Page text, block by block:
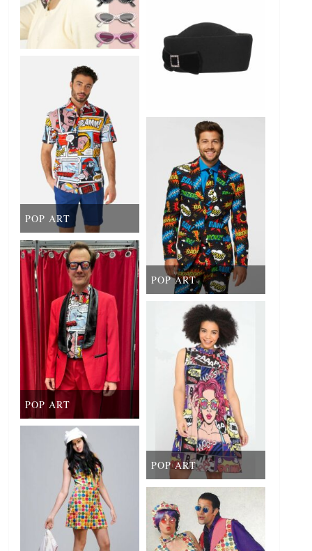
POP ART
POP ART
POP ART
POP ART